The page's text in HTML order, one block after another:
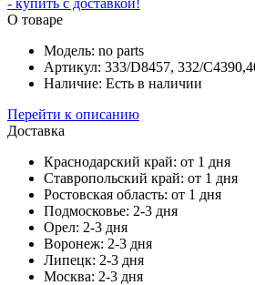
О товаре
Модель: no parts
Артикул: 333/D8457, 332/
Наличие: Есть в наличии
Перейти к описанию
Доставка
Краснодарский край: от 1 дня
Ставропольский край: от 1 дня
Ростовская область: от 1 дня
Подмосковье: 2-3 дня
Орел: 2-3 дня
Воронеж: 2-3 дня
Липецк: 2-3 дня
Москва: 2-3 дня